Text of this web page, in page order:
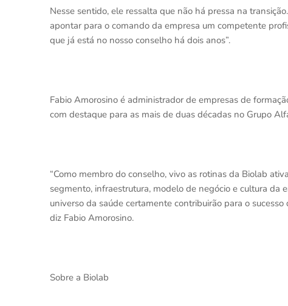
Nesse sentido, ele ressalta que não há pressa na
apontar para o comando da empresa um competente
que já está no nosso conselho há dois anos”.
Fabio Amorosino é administrador de empresas de
com destaque para as mais de duas décadas no Grupo
“Como membro do conselho, vivo as rotinas da Biolab
segmento, infraestrutura, modelo de negócio e cultura da
universo da saúde certamente contribuirão para o
diz Fabio Amorosino.
Sobre a Biolab